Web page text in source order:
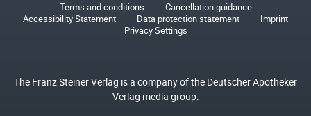
Terms and conditions
Cancellation guidance
Accessibility Statement
Data protection statement
Imprint
Privacy Settings
The Franz Steiner Verlag is a company of the Deutscher Apotheker
Verlag media group.